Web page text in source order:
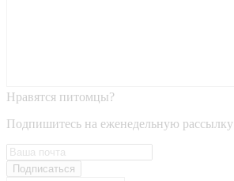
Нравятся питомцы?
Подпишитесь на еженедельную рассылку
Подписаться